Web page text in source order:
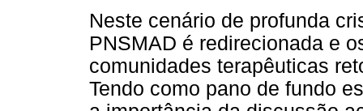
Neste cenário de profunda
PNSMAD é redirecionada e
comunidades terapêuticas
Tendo como pano de fundo